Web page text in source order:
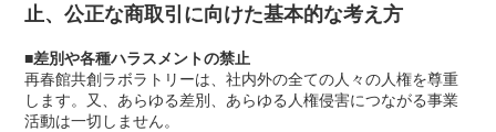
止、公正な商取引に向けた基本的な考え方
■差別や各種ハラスメントの禁止
再春館共創ラボラトリーは、社内外の全ての人々の人権を尊重
します。又、あらゆる差別、あらゆる人権侵害につながる事業
活動は一切しません。